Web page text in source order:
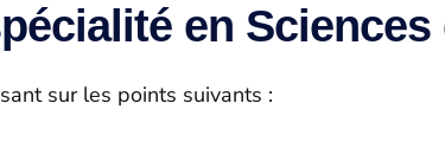
en
sur les points suivants :